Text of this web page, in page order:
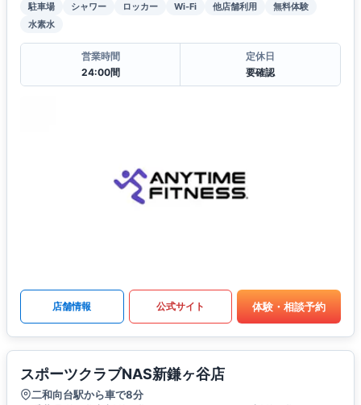
駐車場 シャワー ロッカー Wi-Fi 他店舗利用
無料体験
水素水
営業時間
24:00間
定休日
要確認
店舗情報 公式サイト 体験・相談予約
スポーツクラブNAS新鎌ヶ谷店
二和向台駅から車で8分